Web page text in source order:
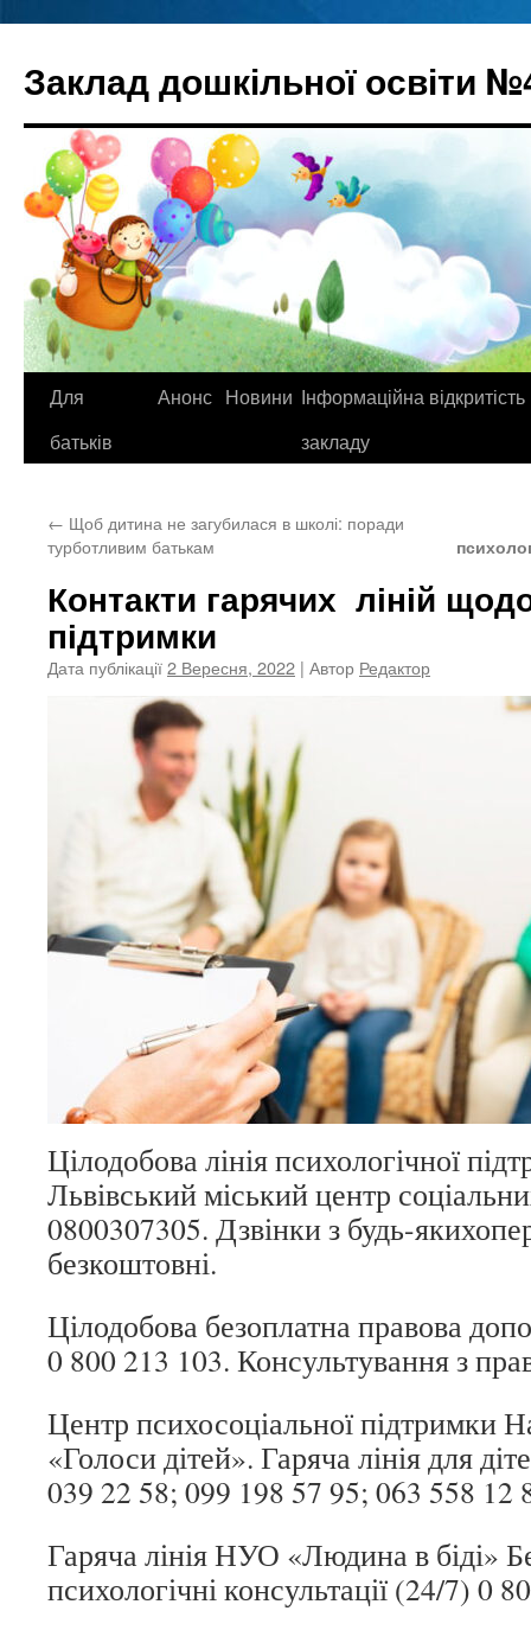
вмісту
Заклад дошкільної освіти
Для
батьків
Анонс Новини Інформаційна відкритість
закладу
← Щоб дитина не загубилася в школі: поради
турботливим батькам
Контакти гарячих ліній
підтримки
Дата публікації2 Вересня, 2022 | Автор Редактор
Цілодобова лінія психологічної
Львівський міський центр
0800307305. Дзвінки з будь-
безкоштовні.
Цілодобова безоплатна правова
0 800 213 103. Консультування з
Центр психосоціальної
«Голоси дітей». Гаряча лінія для
039 22 58; 099 198 57 95; 063 558 12
Гаряча лінія НУО «Людина в біді»
психологічні консультації (24/7) 0